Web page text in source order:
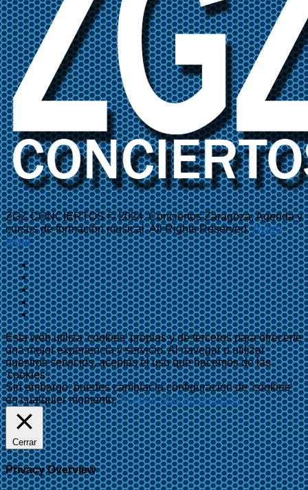
ZGZ CONCIERTOS © 2024. Conciertos Zaragoza, Agenda y
cursos de formación musical. All Rights Reserved.Aviso
legal
Esta web utiliza 'cookies' propias y de terceros para ofrecerte
una mejor experiencia y servicio. Al navegar o utilizar
nuestros servicios, aceptas el uso que hacemos de las
'cookies'.
Sin embargo, puedes cambiar la configuración de 'cookies'
en cualquier momento.Aceptar Más información
Cerrar
Privacy Overview